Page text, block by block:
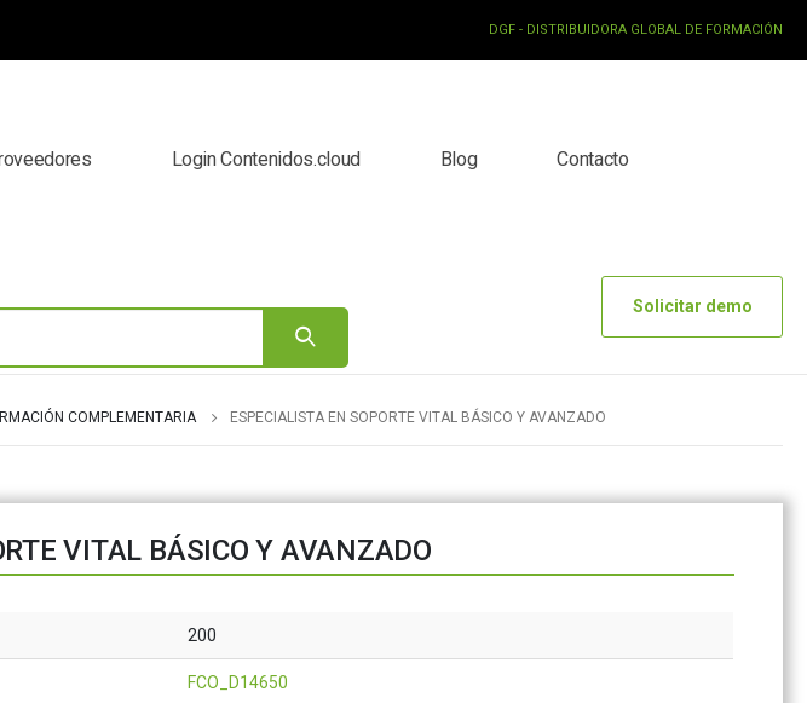
DGF - DISTRIBUIDORA GLOBAL DE FORMACIÓN
Login Contenidos.cloud Blog Contacto
Solicitar demo
COMPLEMENTARIA ESPECIALISTA EN SOPORTE VITAL BÁSICO Y AVANZADO
VITAL BÁSICO Y AVANZADO
200
FCO_D14650